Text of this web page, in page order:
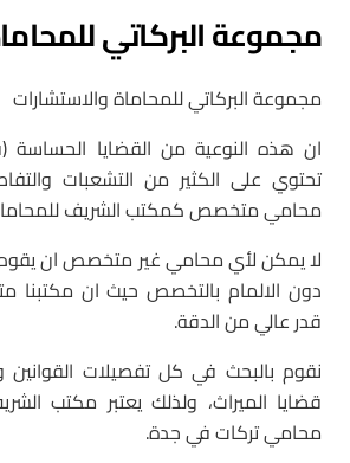
مجموعة البركاتي
مجموعة البركاتي للمحاماة والاستشارات
ان هذه النوعية من القضايا الحساسة
تحتوي على الكثير من التشعبات
محامي متخصص كمكتب الشريف
لا يمكن لأي محامي غير متخصص ان يقوم
دون الالمام بالتخصص حيث ان مكتبنا
قدر عالي من الدقة.
نقوم بالبحث في كل تفصيلات القوانين
قضايا الميراث، ولذلك يعتبر مكتب
محامي تركات في جدة.